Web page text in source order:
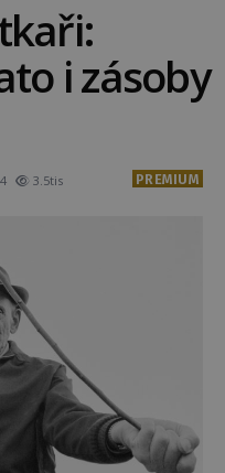
i zásoby
3.5tis PREMIUM